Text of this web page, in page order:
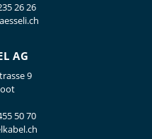
26 26
AG
9
50 70